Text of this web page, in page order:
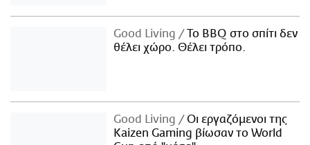
Good Living
Το BBQ στο σπίτι δεν
θέλει χώρο. Θέλει τρόπο.
Good Living
Οι εργαζόμενοι της
Kaizen Gaming βίωσαν το World